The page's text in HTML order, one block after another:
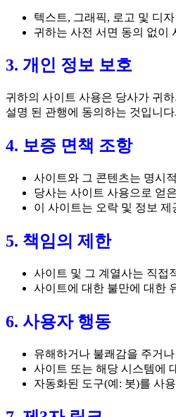
텍스트, 그래픽, 로고 및 디
귀하는 사전 서면 동의 없이
3. 개인 정보 보호
귀하의 사이트 사용은 당사가 귀
설명 된 관행에 동의하는 것입니다.
4. 보증 면책 조항
사이트와 그 콘텐츠는 명시
당사는 사이트 사용으로 얻
이 사이트는 오락 및 정보
5. 책임의 제한
사이트 및 그 계열사는 직접
사이트에 대한 불만에 대한
6. 사용자 행동
유해하거나 불쾌감을 주거
사이트 또는 해당 시스템에
자동화된 도구(예: 봇)를 사